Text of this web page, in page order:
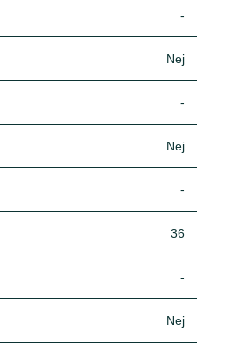
-
Nej
-
Nej
-
36
-
Nej